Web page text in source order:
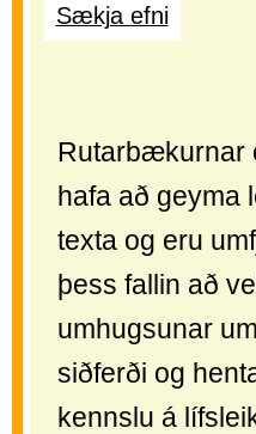
Sækja efni
Rutarbækurnar
hafa að geyma
texta og eru
þess fallin að
umhugsunar
siðferði og
kennslu á